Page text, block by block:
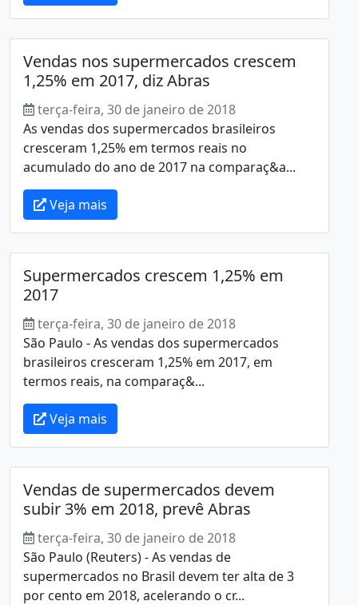
Vendas nos supermercados crescem
1,25% em 2017, diz Abras
terça-feira, 30 de janeiro de 2018
As vendas dos supermercados brasileiros
cresceram 1,25% em termos reais no
acumulado do ano de 2017 na comparaç&a...
Veja mais
Supermercados crescem 1,25% em
2017
terça-feira, 30 de janeiro de 2018
São Paulo - As vendas dos supermercados
brasileiros cresceram 1,25% em 2017, em
termos reais, na comparaç&...
Veja mais
Vendas de supermercados devem
subir 3% em 2018, prevê Abras
terça-feira, 30 de janeiro de 2018
São Paulo (Reuters) - As vendas de
supermercados no Brasil devem ter alta de 3
por cento em 2018, acelerando o cr...